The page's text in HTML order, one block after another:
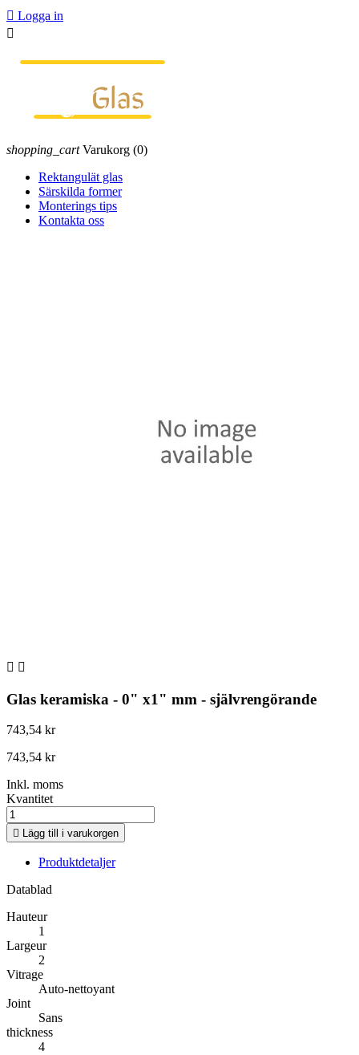
 Logga in

shopping_cart Varukorg (0)
Rektangulät glas
Särskilda former
Monterings tips
Kontakta oss
 
Glas keramiska - 0" x1" mm - självrengörande
743,54 kr
743,54 kr
Inkl. moms
Kvantitet
 Lägg till i varukorgen
Produktdetaljer
Datablad
Hauteur
1
Largeur
2
Vitrage
Auto-nettoyant
Joint
Sans
thickness
4